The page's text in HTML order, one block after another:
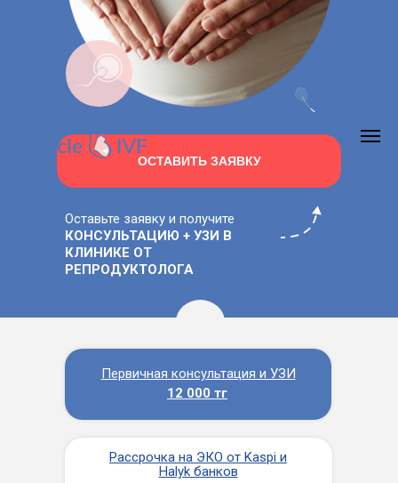
Оставьте заявку и получите
КОНСУЛЬТАЦИЮ + УЗИ В
КЛИНИКЕ ОТ
РЕПРОДУКТОЛОГА
ОСТАВИТЬ ЗАЯВКУ
Первичная консультация и УЗИ
12 000 тг
Рассрочка на ЭКО от Kaspi и
Halyk банков